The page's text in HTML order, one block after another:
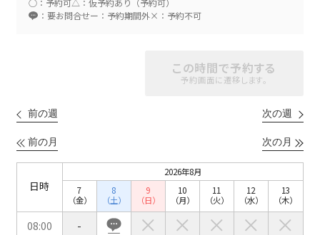
○：予約可△：仮予約あり（予約可）
：要お問合せー：予約期間外×：予約不可
この時間で予約する
予約画面に遷移します。
前の週 次の週
前の月 次の月
日時
2026年8月
7
（金）
8
（土）
9
（日）
10
（月）
11
（火）
12
（水）
13
（木）
08:00 -
03-3346-1396
受付時間 9:00～18:00（土日祝日・年末年始を除く）
WEBからのお問合せ
3名掛け
形式
口の字型 島型 T字島型